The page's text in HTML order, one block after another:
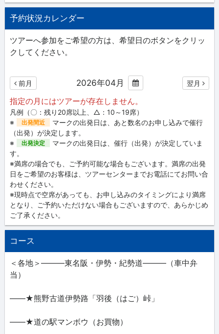
予約状況カレンダー
ツアーへ参加をご希望の方は、希望日のボタンをクリッ
クしてください。
前月 2026年04月 翌月
指定の月にはツアーが存在しません。
凡例（〇：残り20席以上、△：10～19席）
※
出発間近
マークの出発日は、あと数名のお申し込みで催行
（出発）が決定します。
※
出発決定
マークの出発日は、催行（出発）が決定していま
す。
※満席の場合でも、ご予約可能な場合もございます。満席の出発
日をご希望のお客様は、ツアーセンターまでお電話にてお問い合
わせください。
※現時点で空席があっても、お申し込みのタイミングにより満席
となり、ご予約いただけない場合もございますので、あらかじめ
ご了承ください。
コース
＜各地＞―――東名阪・伊勢・紀勢道―――（車中弁
当）
――★熊野古道伊勢路「羽後（はご）峠」
――★道の駅マンボウ（お買物）